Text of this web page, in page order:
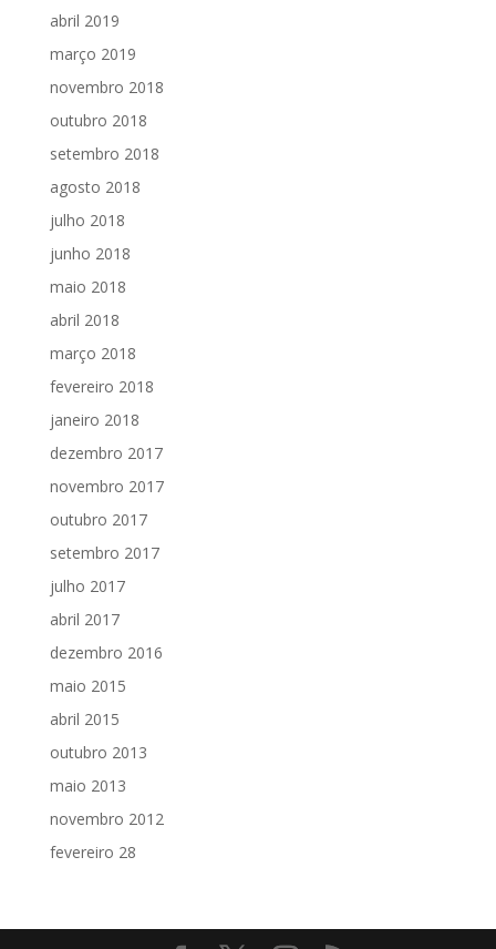
abril 2019
março 2019
novembro 2018
outubro 2018
setembro 2018
agosto 2018
julho 2018
junho 2018
maio 2018
abril 2018
março 2018
fevereiro 2018
janeiro 2018
dezembro 2017
novembro 2017
outubro 2017
setembro 2017
julho 2017
abril 2017
dezembro 2016
maio 2015
abril 2015
outubro 2013
maio 2013
novembro 2012
fevereiro 28